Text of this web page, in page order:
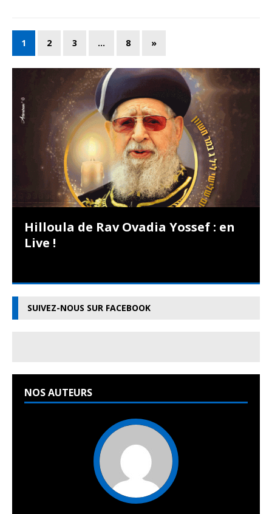
1 2 3 … 8 »
Hilloula de Rav Ovadia Yossef : en
Live !
SUIVEZ-NOUS SUR FACEBOOK
NOS AUTEURS